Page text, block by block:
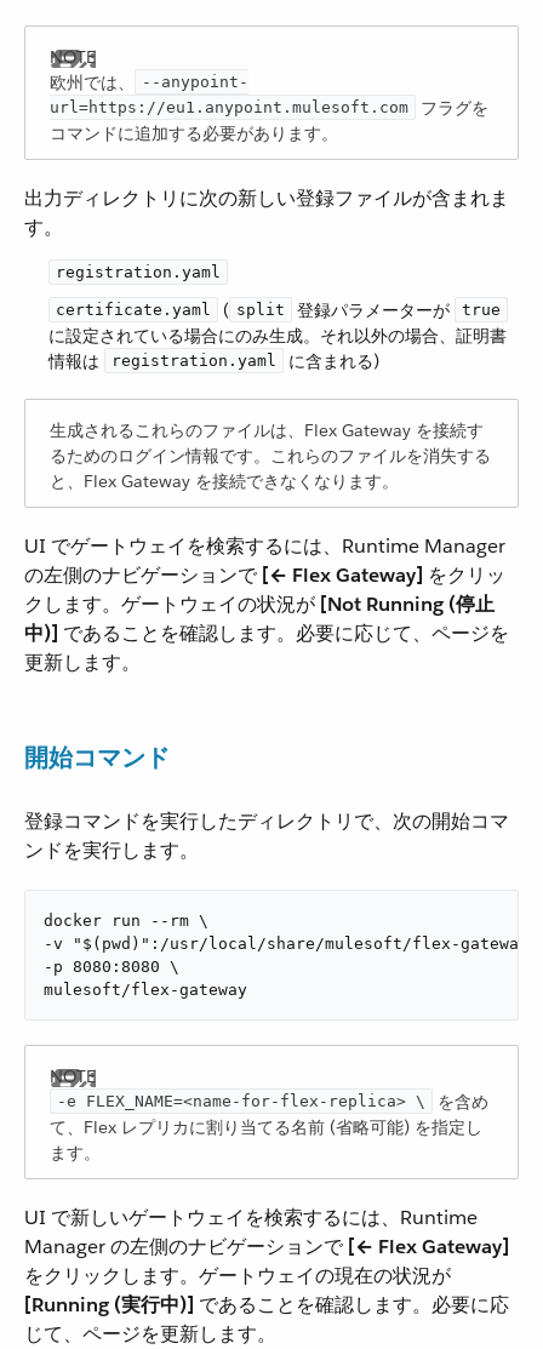
欧州では、​
--anypoint-
url=https://eu1.anypoint.mulesoft.com
​ フラグを
コマンドに追加する必要があります。
出力ディレクトリに次の新しい登録ファイルが含まれま
す。
registration.yaml
certificate.yaml ​ (​ split ​ 登録パラメーターが ​ true
に設定されている場合にのみ生成。それ以外の場合、証明書
情報は ​
registration.yaml ​ に含まれる)
生成されるこれらのファイルは、Flex Gateway を接続す
るためのログイン情報です。これらのファイルを消失する
と、Flex Gateway を接続できなくなります。
UI でゲートウェイを検索するには、Runtime Manager
の左側のナビゲーションで ​ [← Flex Gateway] ​ をクリッ
クします。ゲートウェイの状況が ​ [Not Running (停止
中)] ​ であることを確認します。必要に応じて、ページを
更新します。
開始コマンド
登録コマンドを実行したディレクトリで、次の開始コマ
ンドを実行します。
docker run --rm \
-v "$(pwd)":/usr/local/share/mulesoft/flex-
-p 8080:8080 \
mulesoft/flex-gateway
-e ​FLEX_NAME​=<name-for-flex-replica> \
を含め
て、Flex レプリカに割り当てる名前 (省略可能) を指定し
ます。
UI で新しいゲートウェイを検索するには、Runtime
Manager の左側のナビゲーションで ​ [← Flex Gateway]
をクリックします。ゲートウェイの現在の状況が ​
[Running (実行中)] ​ であることを確認します。必要に応
じて、ページを更新します。